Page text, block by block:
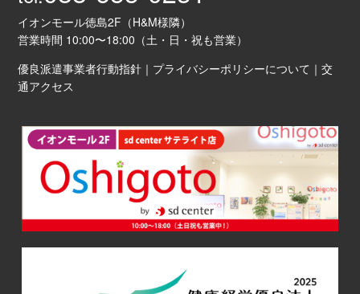
イオンモール徳島2F（H&M様隣）
営業時間 10:00〜18:00（土・日・祝も営業）
優良派遣事業者行動指針 ｜ プライバシーポリシーについて ｜交
通アクセス